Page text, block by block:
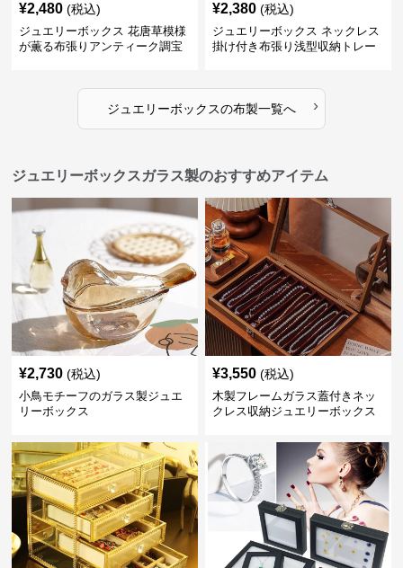
¥2,480 (税込)
ジュエリーボックス 花唐草模様
が薫る布張りアンティーク調宝
¥2,380 (税込)
ジュエリーボックス ネックレス
掛け付き布張り浅型収納トレー
ジュエリーボックスの布製一覧へ ›
ジュエリーボックスガラス製のおすすめアイテム
¥2,730 (税込)
小鳥モチーフのガラス製ジュエ
リーボックス
¥3,550 (税込)
木製フレームガラス蓋付きネッ
クレス収納ジュエリーボックス